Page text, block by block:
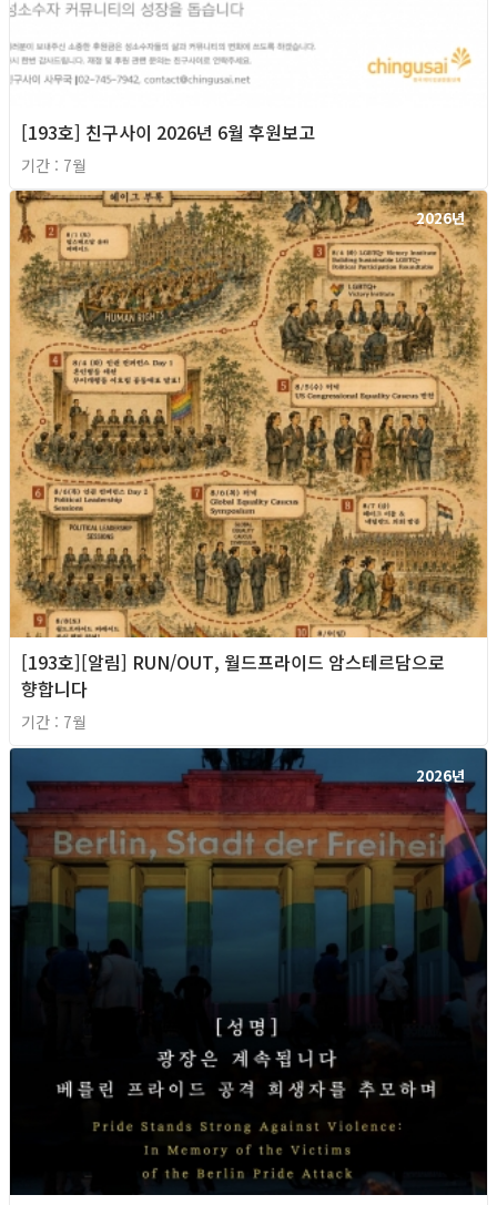
[193호] 친구사이 2026년 6월 후원보고
기간 : 7월
2026년
[193호][알림] RUN/OUT, 월드프라이드 암스테르담으로
향합니다
기간 : 7월
2026년